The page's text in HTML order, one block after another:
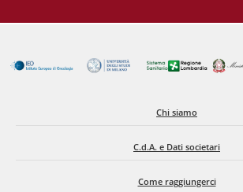
Chi siamo
C.d.A. e Dati societari
Come raggiungerci